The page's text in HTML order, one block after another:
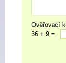
Ověřovací
36 + 9 =